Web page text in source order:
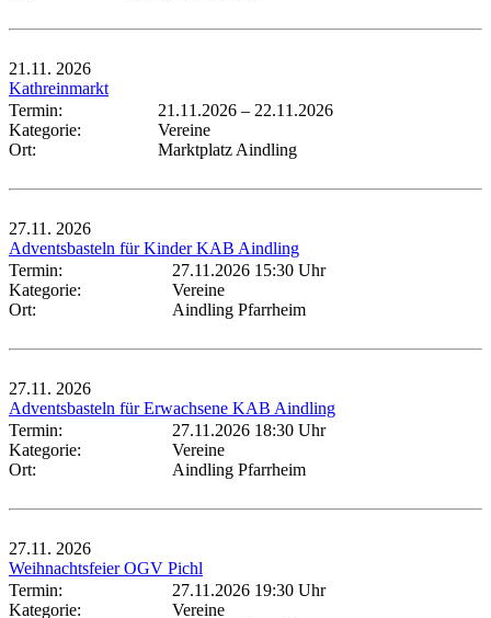
21.11. 2026
Kathreinmarkt
Termin:
21.11.2026 – 22.11.2026
Kategorie:
Vereine
Ort:
Marktplatz Aindling
27.11. 2026
Adventsbasteln für Kinder KAB Aindling
Termin:
27.11.2026 15:30 Uhr
Kategorie:
Vereine
Ort:
Aindling Pfarrheim
27.11. 2026
Adventsbasteln für Erwachsene KAB Aindling
Termin:
27.11.2026 18:30 Uhr
Kategorie:
Vereine
Ort:
Aindling Pfarrheim
27.11. 2026
Weihnachtsfeier OGV Pichl
Termin:
27.11.2026 19:30 Uhr
Kategorie:
Vereine